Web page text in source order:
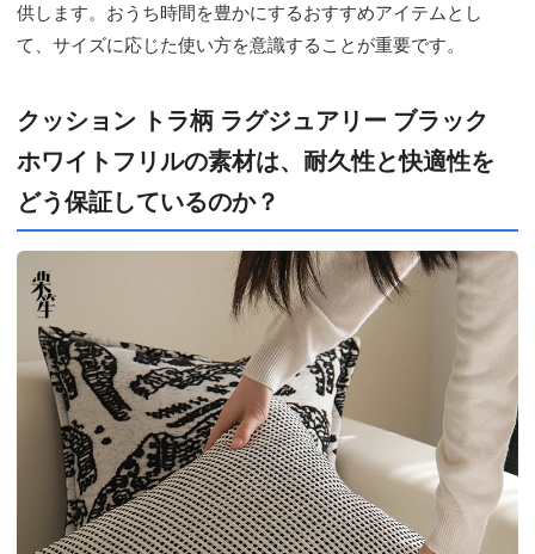
供します。おうち時間を豊かにするおすすめアイテムとし
て、サイズに応じた使い方を意識することが重要です。
クッション トラ柄 ラグジュアリー ブラック
ホワイトフリルの素材は、耐久性と快適性を
どう保証しているのか？